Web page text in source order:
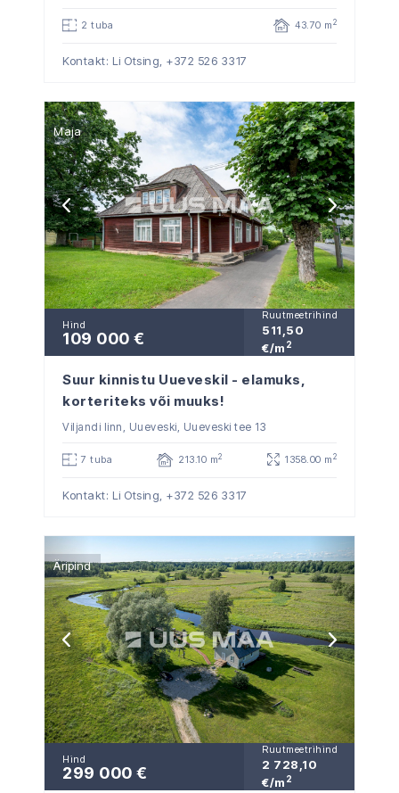
2 tuba 43.70 m 2
Kontakt: Li Otsing, +372 526 3317
Maja
Hind
109 000 €
Ruutmeetrihind
511,50
€/m 2
Suur kinnistu Uueveskil - elamuks,
korteriteks või muuks!
Viljandi linn, Uueveski, Uueveski tee 13
7 tuba 213.10 m2 1358.00 m 2
Kontakt: Li Otsing, +372 526 3317
Äripind
Hind
299 000 €
Ruutmeetrihind
2 728,10
€/m 2